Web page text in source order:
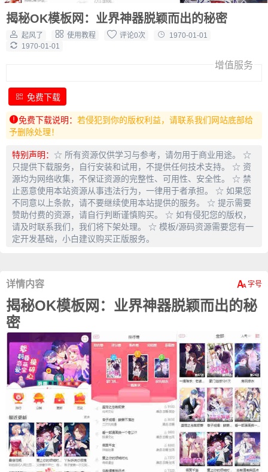
揭秘OK模板网：业界神器脱颖而出的秘密
起风了 使用教程 评论0次
1970-01-01
1970-01-01
增值服务
免费下载
免费下载说明： 若侵犯到你的版权利益，请联系我们网站底部给
予删除处理！
特别声明： ☆ 所有资源仅供学习与参考，请勿用于商业用途。 ☆
只提供下载服务，自行安装和试用，不提供任何技术支持。 ☆ 资
源均为网络收集，不保证资源的完整性、可用性、安全性。 ☆ 禁
止恶意使用本站资源从事违法行为，一律用于者承担。 ☆ 如果您
不同意以上条款，请不要继续使用本站提供的服务。 ☆ 提示需要
赞助付费的资源，请自行判断谨慎购买。 ☆ 如有侵犯您的版权，
请及时联系我们，我们将下架处理。 ☆ 模板/源码资源需要您有一
定开发基础，小白建议购买正版服务。
详情内容
揭秘OK模板网：业界神器脱颖而出的秘
密